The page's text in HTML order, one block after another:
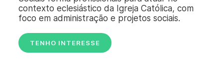
contexto eclesiástico da Igreja Católica, com
foco em administração e projetos sociais.
TENHO INTERESSE